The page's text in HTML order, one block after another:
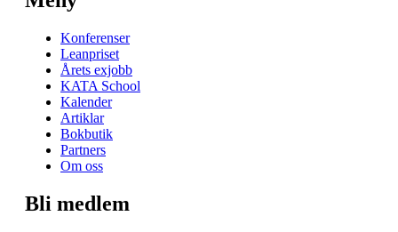
Konferenser
Leanpriset
Årets exjobb
KATA School
Kalender
Artiklar
Bokbutik
Partners
Om oss
Bli medlem